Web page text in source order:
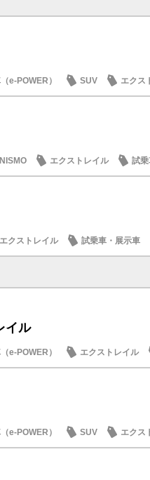
e-POWER） SUV エクス
NISMO エクストレイル 試
エクストレイル 試乗車・展示車
イル
e-POWER） エクストレイル
e-POWER） SUV エクス